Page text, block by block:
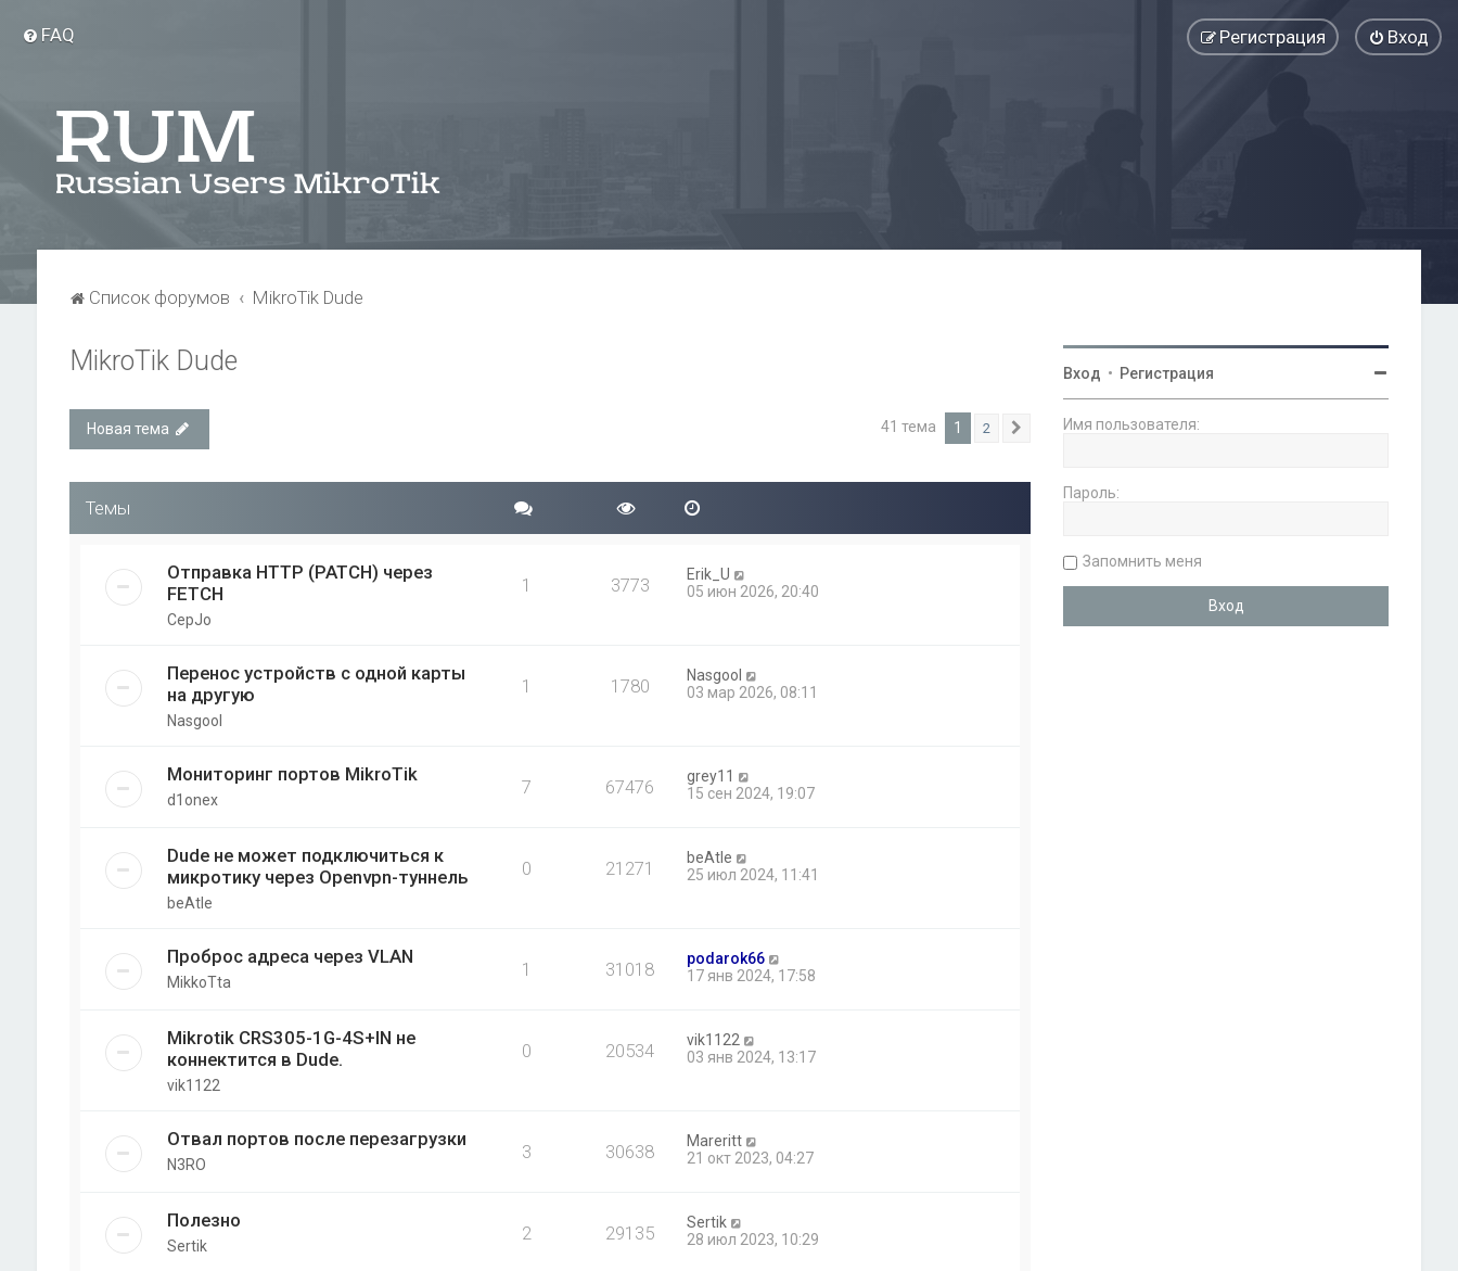
FAQ Вход
Регистрация
Список форумов MikroTik Dude
MikroTik Dude
Новая тема 41 тема 1 2 След.
Темы
Отправка HTTP (PATCH) через
FETCH
CepJo
1 3773
Erik_U
05 июн 2026, 20:40
Перенос устройств с одной карты
на другую
Nasgool
1 1780
Nasgool
03 мар 2026, 08:11
Мониторинг портов MikroTik
d1onex
7 67476
grey11
15 сен 2024, 19:07
Dude не может подключиться к
микротику через Openvpn-туннель
beAtle
0 21271
beAtle
25 июл 2024, 11:41
Проброс адреса через VLAN
MikkoTta
1 31018
podarok66
17 янв 2024, 17:58
Mikrotik CRS305-1G-4S+IN не
коннектится в Dude.
vik1122
0 20534
vik1122
03 янв 2024, 13:17
Отвал портов после перезагрузки
N3RO
3 30638
Mareritt
21 окт 2023, 04:27
Полезно
Sertik
2 29135
Sertik
28 июл 2023, 10:29
Вход • Регистрация
Имя пользователя:
Пароль:
Запомнить меня